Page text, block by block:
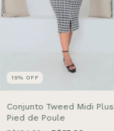
19% OFF
Conjunto Tweed Midi Plus
Pied de Poule